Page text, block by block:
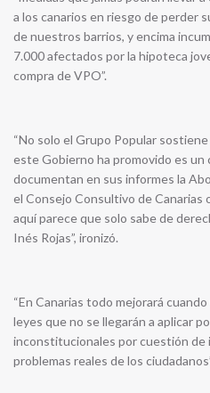
a los canarios en riesgo de perder
de nuestros barrios, y encima
7.000 afectados por la hipoteca
compra de VPO”.
“No solo el Grupo Popular
este Gobierno ha promovido es
documentan en sus informes la
el Consejo Consultivo de Canarias
aquí parece que solo sabe de
Inés Rojas”, ironizó.
“En Canarias todo mejorará
leyes que no se llegarán a aplicar
inconstitucionales por cuestión de
problemas reales de los